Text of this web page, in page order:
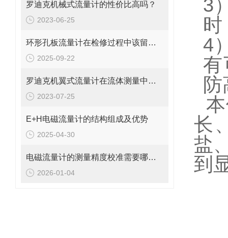
罗迪克机械式流量计的性价比高吗？
2023-06-25
环形孔板流量计在检修过程中该留意的事项
2025-09-22
罗迪克机翼式流量计在流体测量中的重要性
2023-07-25
E+H电磁流量计的结构组成及优势
2025-04-30
电磁流量计的测量精度校准需要哪些工具和设备?
2026-01-04
3
4
有
长
盐
到